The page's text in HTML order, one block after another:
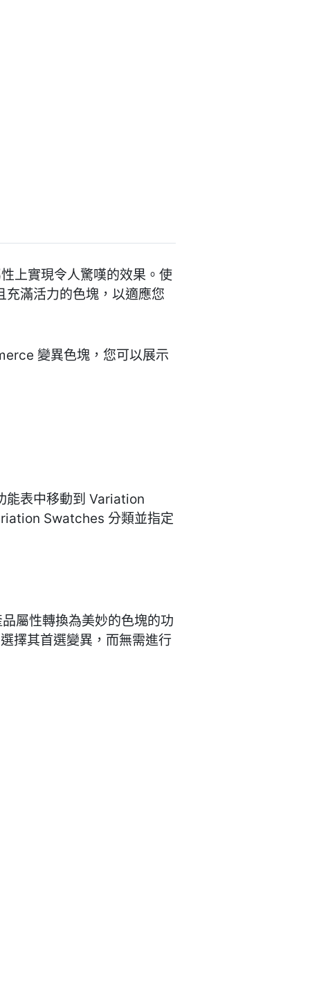
上實現令人驚嘆的效果。使
滿活力的色塊，以適應您
變異色塊，您可以展示
表中移動到 Variation
Swatches 分類並指定
屬性轉換為美妙的色塊的功
擇其首選變異，而無需進行